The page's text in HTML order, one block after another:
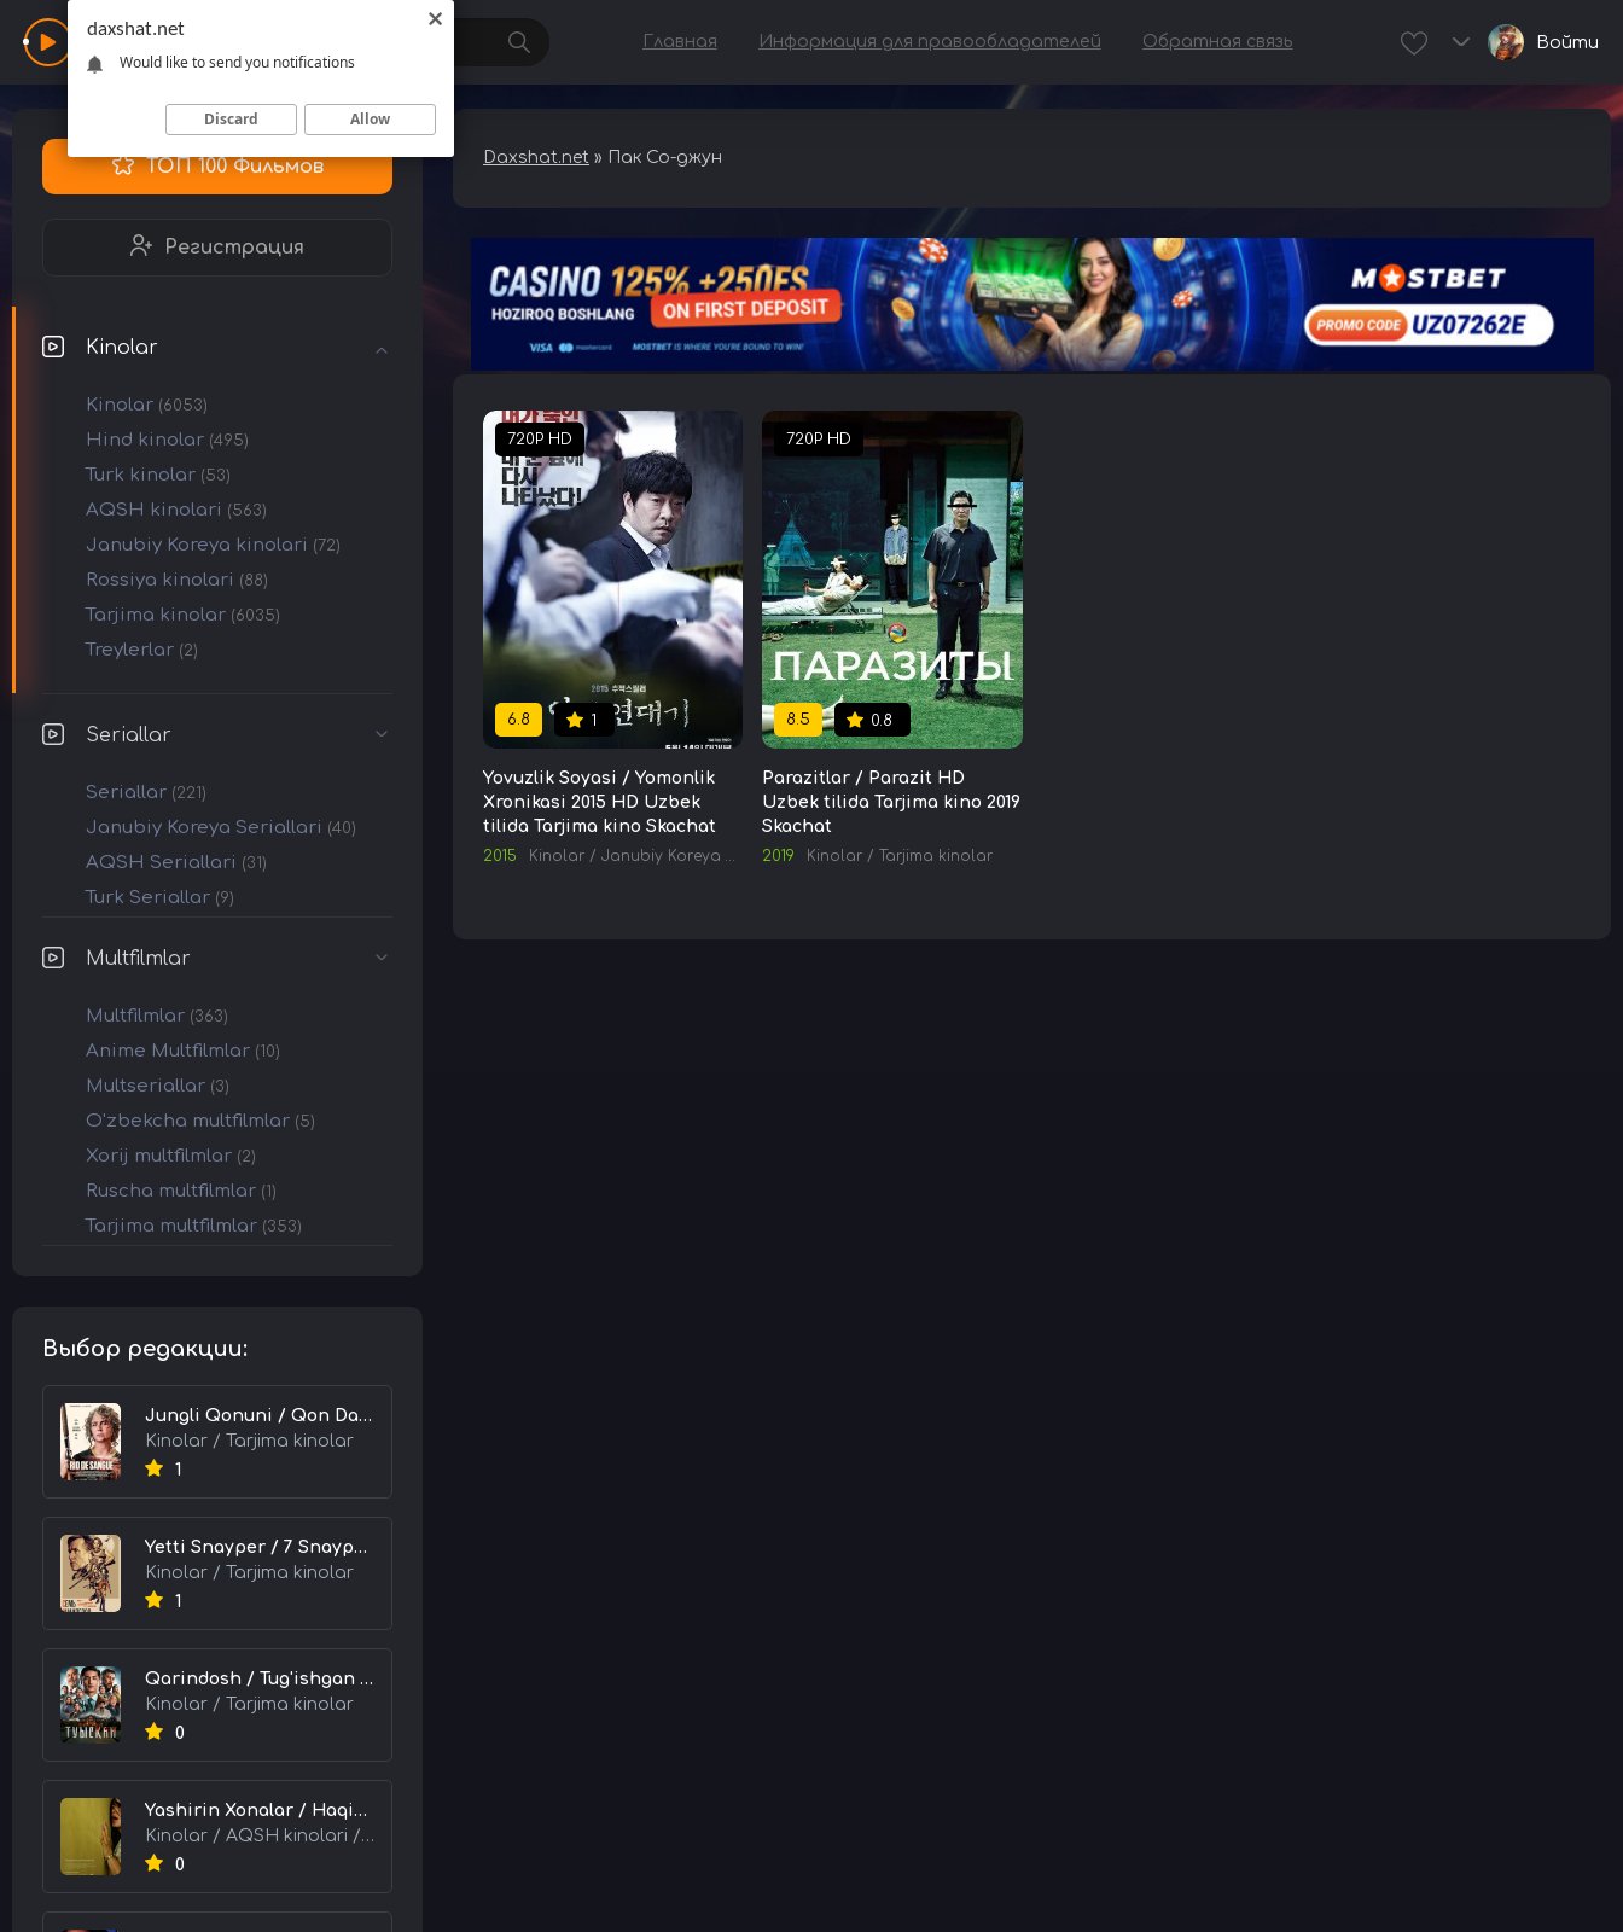
Daxshat Главная Информация для правообладателей Обратная связь Войти
ТОП 100 Фильмов
Регистрация
Kinolar
Kinolar (6053)
Hind kinolar (495)
Turk kinolar (53)
AQSH kinolari (563)
Janubiy Koreya kinolari (72)
Rossiya kinolari (88)
Tarjima kinolar (6035)
Treylerlar (2)
Seriallar
Seriallar (221)
Janubiy Koreya Seriallari (40)
AQSH Seriallari (31)
Turk Seriallar (9)
Multfilmlar
Multfilmlar (363)
Anime Multfilmlar (10)
Multseriallar (3)
O'zbekcha multfilmlar (5)
Xorij multfilmlar (2)
Ruscha multfilmlar (1)
Tarjima multfilmlar (353)
Выбор редакции:
Jungli Qonuni / Qon Daryosi / Qonli Daryo 2026 HD Uzbek tilida Tarjima kino skachat tas-ix
Kinolar / Tarjima kinolar
1
Yetti Snayper / 7 Snayperlar 2026 HD Uzbek tilida Tarjima kino skachat tas-ix
Kinolar / Tarjima kinolar
1
Qarindosh / Tug'ishgan / Og'ayni / Qondosh 2025 Qozoq kino Uzbek tilida Tarjima kino skachat tas-ix
Kinolar / Tarjima kinolar
0
Yashirin Xonalar / Haqiqat Ortidagi Sirlar 2026 HD Uzbek tilida Tarjima kino skachat tas-ix
Kinolar / AQSH kinolari / Tarjima kinolar
0
Daxshat.net » Пак Со-джун
720P HD
6.8 1
Yovuzlik Soyasi / Yomonlik
Xronikasi 2015 HD Uzbek
tilida Tarjima kino Skachat
2015 Kinolar / Janubiy Koreya kinolari / Tarjima kinolar
720P HD
8.5 0.8
Parazitlar / Parazit HD
Uzbek tilida Tarjima kino 2019
Skachat
2019 Kinolar / Tarjima kinolar
daxshat.net
Would like to send you notifications
Discard Allow